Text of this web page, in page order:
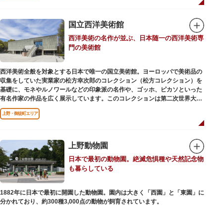
りながら、真の美術史を堪能し価値あるひと時を過ごしてみてはいかがでし
吹き抜けのエントランスに大理石の大階段がある本館では、壁時計やステン
ドグラスなど格調高い内部装飾にも注目してみてください。初めて来館する
方や時間が限られている方などに向け提案されたコース（日本美術入門／た
てものめぐり／仏像大好き）を参考にめぐるのも良いでしょう。
敷地内にはレストランやミュージアムショップのほか緑豊かな庭園も。季節
ごとの彩りを感じながらゆったりと散策するのもおすすめです。
国立西洋美術館
西洋美術の名作が並ぶ、日本随一の西洋美術専
門の美術館
西洋美術全般を対象とする日本で唯一の国立美術館。ヨーロッパで美術品の
収集をしていた実業家の松方幸次郎のコレクション（松方コレクション）を
基礎に、モネやルノワールなどの印象派の名作や、ゴッホ、ピカソといった
有名作家の作品を広く展示しています。このコレクションは第二次世界大戦
中にフランス政府に接収され、戦後に専用の美術館を創設することを条件に
日本へ寄贈返還されました。
もの。「ル・コルビュジエの建築作品－近代建築運動への顕著な貢献－」の
構成資産の一つとして東京初の世界文化遺産に登録されています。前庭にも
ロダンの彫刻が展示されており、散策しながら美術鑑賞を楽しめるのも魅力
のひとつ。 ボランティア・スタッフと一緒に鑑賞する「美術トーク」や、解
説を聞きながら本館や前庭を一緒に歩く「建築ツアー」など、初めての来館
でも気軽に楽しめるプログラムも用意されています。
上野・御徒町エリア
上野動物園
日本で最初の動物園。絶滅危惧種や天然記念物
も暮らしている
1882年に日本で最初に開園した動物園。園内は大きく「西園」と「東園」に
分かれており、約300種3,000点の動物が飼育されています。